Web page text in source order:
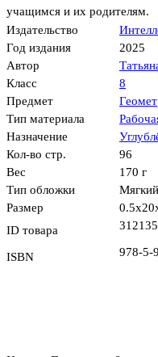
учащимся и их родителям.
Издательство
Год издания
2025
Автор
Класс
8
Предмет
Тип материала
Назначение
Кол-во стр.
96
Вес
170 г
Тип обложки
Размер
ID товара
ISBN 978-5-